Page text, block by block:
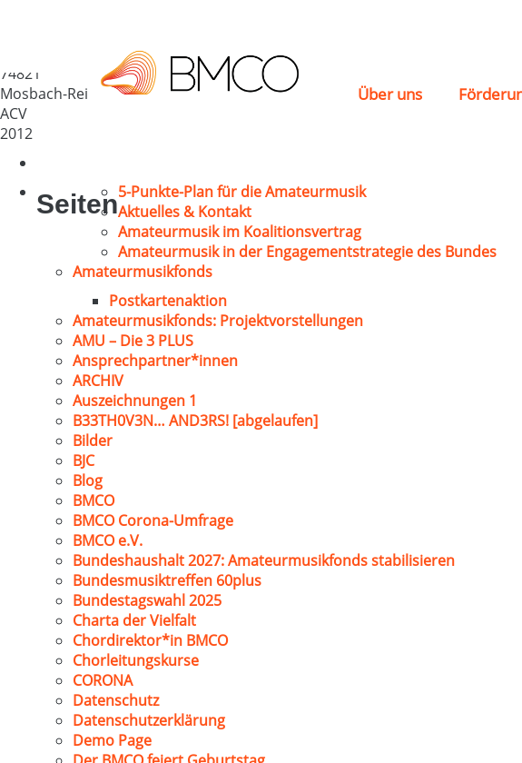
Über uns
74821
Mosbach-Rei
ACV
2012
Seiten5-Punkte-Plan für die Amateurmusik
Aktuelles & Kontakt
Amateurmusik im Koalitionsvertrag
Amateurmusik in der Engagementstrategie des Bundes
Amateurmusikfonds
Postkartenaktion
Amateurmusikfonds: Projektvorstellungen
AMU – Die 3 PLUS
Ansprechpartner*innen
ARCHIV
Auszeichnungen 1
B33TH0V3N… AND3RS! [abgelaufen]
Bilder
BJC
Blog
BMCO
BMCO Corona-Umfrage
BMCO e.V.
Bundeshaushalt 2027: Amateurmusikfonds stabilisieren
Bundesmusiktreffen 60plus
Bundestagswahl 2025
Charta der Vielfalt
Chordirektor*in BMCO
Chorleitungskurse
CORONA
Datenschutz
Datenschutzerklärung
Demo Page